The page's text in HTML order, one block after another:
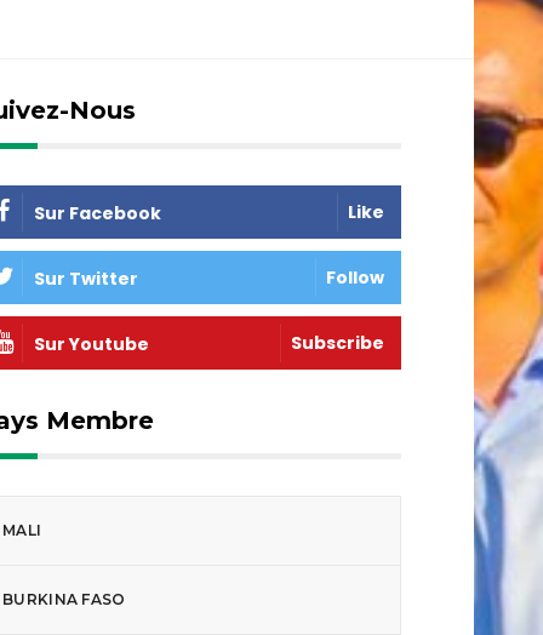
Nous
Sur Facebook Like
Sur Twitter Follow
Sur Youtube Subscribe
Membre
MALI
BURKINA FASO